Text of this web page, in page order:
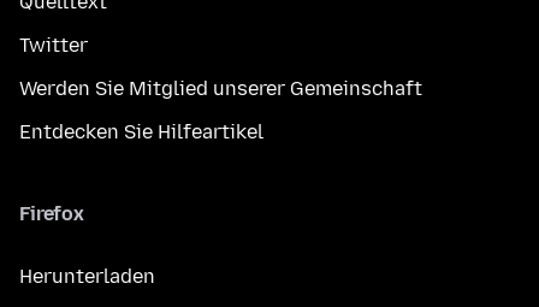
Twitter
Werden Sie Mitglied unserer Gemeinschaft
Entdecken Sie Hilfeartikel
Firefox
Herunterladen